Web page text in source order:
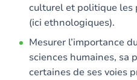
culturel et politique les
(ici ethnologiques).
Mesurer l’importance
sciences humaines, sa
certaines de ses voies